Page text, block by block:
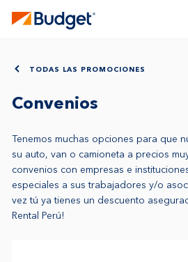
TODAS LAS PROMOCIONES
Convenios
Tenemos muchas opciones para que
su auto, van o camioneta a precios
convenios con empresas e
especiales a sus trabajadores y/o
vez tú ya tienes un descuento
Rental Perú!